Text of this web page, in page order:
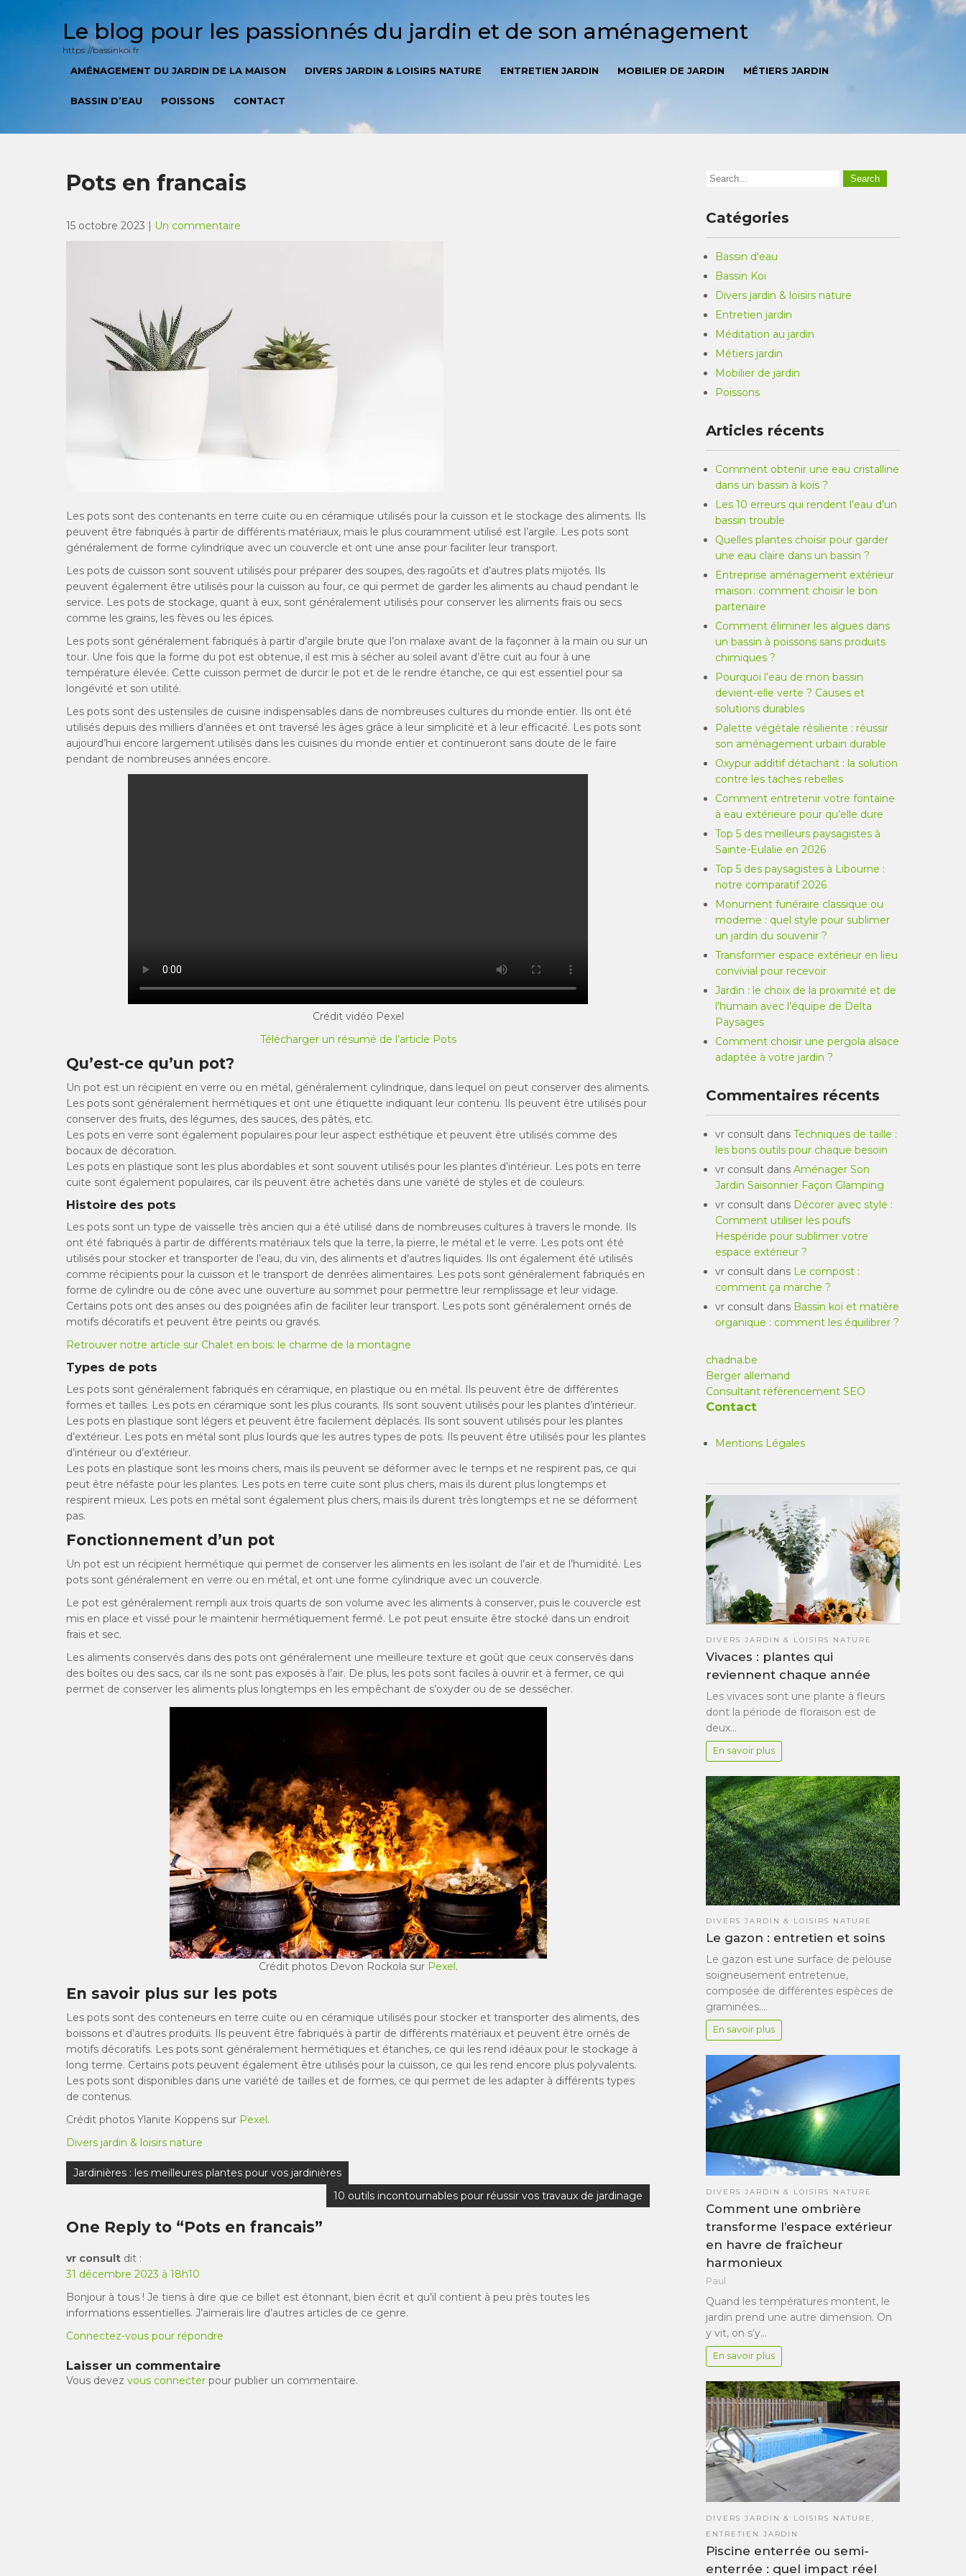
Le blog pour les passionnés du jardin et de son aménagement
https://bassinkoi.fr
AMÉNAGEMENT DU JARDIN DE LA MAISON DIVERS JARDIN & LOISIRS NATURE ENTRETIEN JARDIN MOBILIER DE JARDIN MÉTIERS JARDIN
BASSIN D’EAU POISSONS CONTACT
Pots en francais
15 octobre 2023 | Un commentaire
Les pots sont des contenants en terre cuite ou en céramique utilisés pour la cuisson et le stockage des aliments. Ils
peuvent être fabriqués à partir de différents matériaux, mais le plus couramment utilisé est l’argile. Les pots sont
généralement de forme cylindrique avec un couvercle et ont une anse pour faciliter leur transport.
Les pots de cuisson sont souvent utilisés pour préparer des soupes, des ragoûts et d’autres plats mijotés. Ils
peuvent également être utilisés pour la cuisson au four, ce qui permet de garder les aliments au chaud pendant le
service. Les pots de stockage, quant à eux, sont généralement utilisés pour conserver les aliments frais ou secs
comme les grains, les fèves ou les épices.
Les pots sont généralement fabriqués à partir d’argile brute que l’on malaxe avant de la façonner à la main ou sur un
tour. Une fois que la forme du pot est obtenue, il est mis à sécher au soleil avant d’être cuit au four à une
température élevée. Cette cuisson permet de durcir le pot et de le rendre étanche, ce qui est essentiel pour sa
longévité et son utilité.
Les pots sont des ustensiles de cuisine indispensables dans de nombreuses cultures du monde entier. Ils ont été
utilisés depuis des milliers d’années et ont traversé les âges grâce à leur simplicité et à leur efficacité. Les pots sont
aujourd’hui encore largement utilisés dans les cuisines du monde entier et continueront sans doute de le faire
pendant de nombreuses années encore.
Crédit vidéo Pexel
Télécharger un résumé de l’article Pots
Qu’est-ce qu’un pot?
Un pot est un récipient en verre ou en métal, généralement cylindrique, dans lequel on peut conserver des aliments.
Les pots sont généralement hermétiques et ont une étiquette indiquant leur contenu. Ils peuvent être utilisés pour
conserver des fruits, des légumes, des sauces, des pâtés, etc.
Les pots en verre sont également populaires pour leur aspect esthétique et peuvent être utilisés comme des
bocaux de décoration.
Les pots en plastique sont les plus abordables et sont souvent utilisés pour les plantes d’intérieur. Les pots en terre
cuite sont également populaires, car ils peuvent être achetés dans une variété de styles et de couleurs.
Histoire des pots
Les pots sont un type de vaisselle très ancien qui a été utilisé dans de nombreuses cultures à travers le monde. Ils
ont été fabriqués à partir de différents matériaux tels que la terre, la pierre, le métal et le verre. Les pots ont été
utilisés pour stocker et transporter de l’eau, du vin, des aliments et d’autres liquides. Ils ont également été utilisés
comme récipients pour la cuisson et le transport de denrées alimentaires. Les pots sont généralement fabriqués en
forme de cylindre ou de cône avec une ouverture au sommet pour permettre leur remplissage et leur vidage.
Certains pots ont des anses ou des poignées afin de faciliter leur transport. Les pots sont généralement ornés de
motifs décoratifs et peuvent être peints ou gravés.
Retrouver notre article sur Chalet en bois: le charme de la montagne
Types de pots
Les pots sont généralement fabriqués en céramique, en plastique ou en métal. Ils peuvent être de différentes
formes et tailles. Les pots en céramique sont les plus courants. Ils sont souvent utilisés pour les plantes d’intérieur.
Les pots en plastique sont légers et peuvent être facilement déplacés. Ils sont souvent utilisés pour les plantes
d’extérieur. Les pots en métal sont plus lourds que les autres types de pots. Ils peuvent être utilisés pour les plantes
d’intérieur ou d’extérieur.
Les pots en plastique sont les moins chers, mais ils peuvent se déformer avec le temps et ne respirent pas, ce qui
peut être néfaste pour les plantes. Les pots en terre cuite sont plus chers, mais ils durent plus longtemps et
respirent mieux. Les pots en métal sont également plus chers, mais ils durent très longtemps et ne se déforment
pas.
Fonctionnement d’un pot
Un pot est un récipient hermétique qui permet de conserver les aliments en les isolant de l’air et de l’humidité. Les
pots sont généralement en verre ou en métal, et ont une forme cylindrique avec un couvercle.
Le pot est généralement rempli aux trois quarts de son volume avec les aliments à conserver, puis le couvercle est
mis en place et vissé pour le maintenir hermétiquement fermé. Le pot peut ensuite être stocké dans un endroit
frais et sec.
Les aliments conservés dans des pots ont généralement une meilleure texture et goût que ceux conservés dans
des boîtes ou des sacs, car ils ne sont pas exposés à l’air. De plus, les pots sont faciles à ouvrir et à fermer, ce qui
permet de conserver les aliments plus longtemps en les empêchant de s’oxyder ou de se dessécher.
Crédit photos Devon Rockola sur Pexel.
En savoir plus sur les pots
Les pots sont des conteneurs en terre cuite ou en céramique utilisés pour stocker et transporter des aliments, des
boissons et d’autres produits. Ils peuvent être fabriqués à partir de différents matériaux et peuvent être ornés de
motifs décoratifs. Les pots sont généralement hermétiques et étanches, ce qui les rend idéaux pour le stockage à
long terme. Certains pots peuvent également être utilisés pour la cuisson, ce qui les rend encore plus polyvalents.
Les pots sont disponibles dans une variété de tailles et de formes, ce qui permet de les adapter à différents types
de contenus.
Crédit photos Ylanite Koppens sur Pexel.
Divers jardin & loisirs nature
Navigation
de
Jardinières : les meilleures plantes pour vos jardinières
10 outils incontournables pour réussir vos travaux de jardinage
One Reply to “Pots en francais”
vr consult dit :
31 décembre 2023 à 18h10
Bonjour à tous ! Je tiens à dire que ce billet est étonnant, bien écrit et qu’il contient à peu près toutes les
informations essentielles. J’aimerais lire d’autres articles de ce genre.
Connectez-vous pour répondre
Laisser un commentaire
Vous devez vous connecter pour publier un commentaire.
Catégories
Bassin d'eau
Bassin Koi
Divers jardin & loisirs nature
Entretien jardin
Méditation au jardin
Métiers jardin
Mobilier de jardin
Poissons
Articles récents
Comment obtenir une eau cristalline
dans un bassin à koïs ?
Les 10 erreurs qui rendent l’eau d’un
bassin trouble
Quelles plantes choisir pour garder
une eau claire dans un bassin ?
Entreprise aménagement extérieur
maison : comment choisir le bon
partenaire
Comment éliminer les algues dans
un bassin à poissons sans produits
chimiques ?
Pourquoi l’eau de mon bassin
devient-elle verte ? Causes et
solutions durables
Palette végétale résiliente : réussir
son aménagement urbain durable
Oxypur additif détachant : la solution
contre les taches rebelles
Comment entretenir votre fontaine
à eau extérieure pour qu’elle dure
Top 5 des meilleurs paysagistes à
Sainte-Eulalie en 2026
Top 5 des paysagistes à Libourne :
notre comparatif 2026
Monument funéraire classique ou
moderne : quel style pour sublimer
un jardin du souvenir ?
Transformer espace extérieur en lieu
convivial pour recevoir
Jardin : le choix de la proximité et de
l’humain avec l’équipe de Delta
Paysages
Comment choisir une pergola alsace
adaptée à votre jardin ?
Commentaires récents
vr consult dans Techniques de taille :
les bons outils pour chaque besoin
vr consult dans Aménager Son
Jardin Saisonnier Façon Glamping
vr consult dans Décorer avec style :
Comment utiliser les poufs
Hespéride pour sublimer votre
espace extérieur ?
vr consult dans Le compost :
comment ça marche ?
vr consult dans Bassin koi et matière
organique : comment les équilibrer ?
chadna.be
Berger allemand
Consultant référencement SEO
Contact
Mentions Légales
DIVERS JARDIN & LOISIRS NATURE
Vivaces : plantes qui
reviennent chaque année
Les vivaces sont une plante à fleurs
dont la période de floraison est de
deux…
En savoir plus
DIVERS JARDIN & LOISIRS NATURE
Le gazon : entretien et soins
Le gazon est une surface de pelouse
soigneusement entretenue,
composée de différentes espèces de
graminées.…
En savoir plus
DIVERS JARDIN & LOISIRS NATURE
Comment une ombrière
transforme l’espace extérieur
en havre de fraîcheur
harmonieux
Paul
Quand les températures montent, le
jardin prend une autre dimension. On
y vit, on s’y…
En savoir plus
DIVERS JARDIN & LOISIRS NATURE
ENTRETIEN JARDIN
Piscine enterrée ou semi-
enterrée : quel impact réel